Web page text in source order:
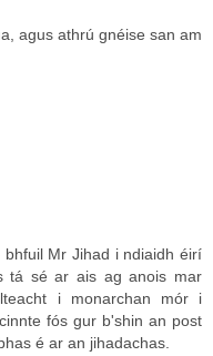
agus athrú gnéise san am
Mr Jihad i ndiaidh éirí
tá sé ar ais ag anois mar
i monarchan mór i
fós gur b'shin an post
é ar an jihadachas.